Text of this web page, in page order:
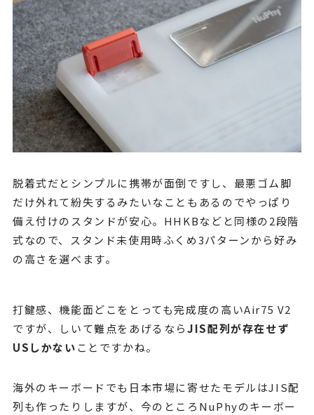
脱着式だとシンプルに携帯が面倒ですし、最悪ゴム脚
だけ外れて紛失するみたいなこともあるのでやっぱり
備え付けのスタンドが安心。HHKBなどと同様の2段階
式なので、スタンド未使用時ふくめ3パターンから好み
の高さを選べます。
打鍵感、機能面どこをとっても完成度の高いAir75 V2
ですが、しいて難点をあげるならJIS配列が存在せず
USしかないことですかね。
海外のキーボードでも日本市場に寄せたモデルはJIS配
列も作ったりしますが、今のところNuPhyのキーボー